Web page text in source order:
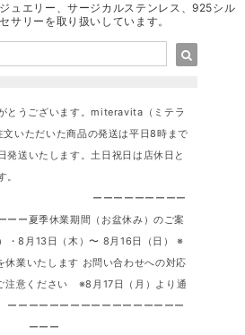
ュエリー、サージカルステンレス、925シル
サリーを取り扱いしています。
とうございます。miteravita（ミテラ
文いただいた商品の発送は平日8時まで
発送いたします。土日祝日は店休日と
ます。
ーーーーー
ーー夏季休業期間（お盆休み）のご案
・8月13日（木）〜 8月16日（日） ※
休業いたします お問い合わせへの対応
注意ください ※8月17日（月）より通
ーーーーーーーーーーーーーーーー
ーーー